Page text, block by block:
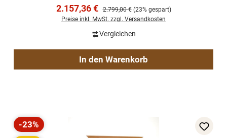
Verkaufspreis:
2.157,36 € Regulärer Preis:
2.799,00 € (23% gespart)
Preise inkl. MwSt. zzgl. Versandkosten
Vergleichen
In den Warenkorb
Rabatt
-23%